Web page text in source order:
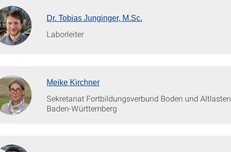
Dr. Tobias Junginger, M.Sc.
Laborleiter
Meike Kirchner
Sekretariat Fortbildungsverbund Boden und Altlasten
Baden-Württemberg